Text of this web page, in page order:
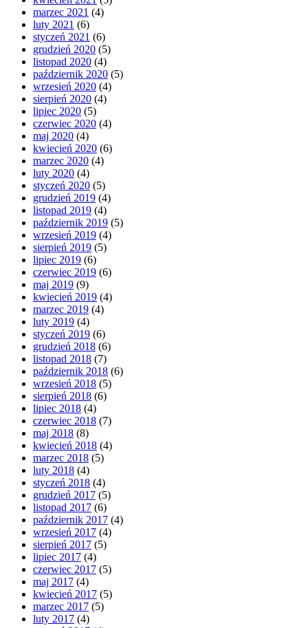
marzec 2021 (4)
luty 2021 (6)
styczeń 2021 (6)
grudzień 2020 (5)
listopad 2020 (4)
październik 2020 (5)
wrzesień 2020 (4)
sierpień 2020 (4)
lipiec 2020 (5)
czerwiec 2020 (4)
maj 2020 (4)
kwiecień 2020 (6)
marzec 2020 (4)
luty 2020 (4)
styczeń 2020 (5)
grudzień 2019 (4)
listopad 2019 (4)
październik 2019 (5)
wrzesień 2019 (4)
sierpień 2019 (5)
lipiec 2019 (6)
czerwiec 2019 (6)
maj 2019 (9)
kwiecień 2019 (4)
marzec 2019 (4)
luty 2019 (4)
styczeń 2019 (6)
grudzień 2018 (6)
listopad 2018 (7)
październik 2018 (6)
wrzesień 2018 (5)
sierpień 2018 (6)
lipiec 2018 (4)
czerwiec 2018 (7)
maj 2018 (8)
kwiecień 2018 (4)
marzec 2018 (5)
luty 2018 (4)
styczeń 2018 (4)
grudzień 2017 (5)
listopad 2017 (6)
październik 2017 (4)
wrzesień 2017 (4)
sierpień 2017 (5)
lipiec 2017 (4)
czerwiec 2017 (5)
maj 2017 (4)
kwiecień 2017 (5)
marzec 2017 (5)
luty 2017 (4)